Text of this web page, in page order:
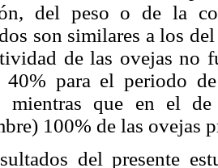
del peso o de la
son similares a los
de las ovejas no
40% para el periodo
mientras que en el
100% de las ovejas
del presente